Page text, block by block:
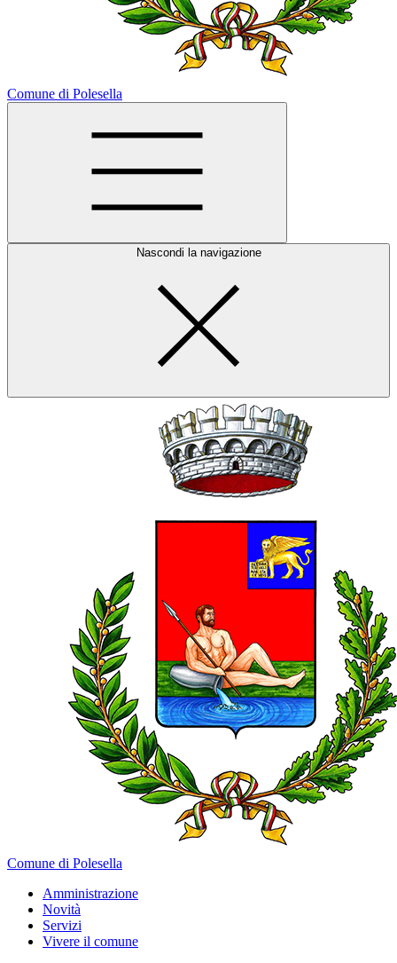
Comune di Polesella
Nascondi la navigazione
Comune di Polesella
Amministrazione
Novità
Servizi
Vivere il comune